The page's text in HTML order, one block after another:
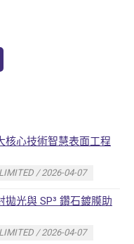
核心技術智慧表面工程
/ 2026-04-07
光與 SP³ 鑽石鍍膜助
/ 2026-04-07